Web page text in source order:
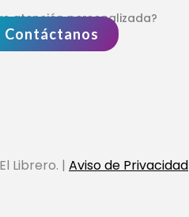
atención personalizada?
Contáctanos
Librero. | Aviso de Privacidad